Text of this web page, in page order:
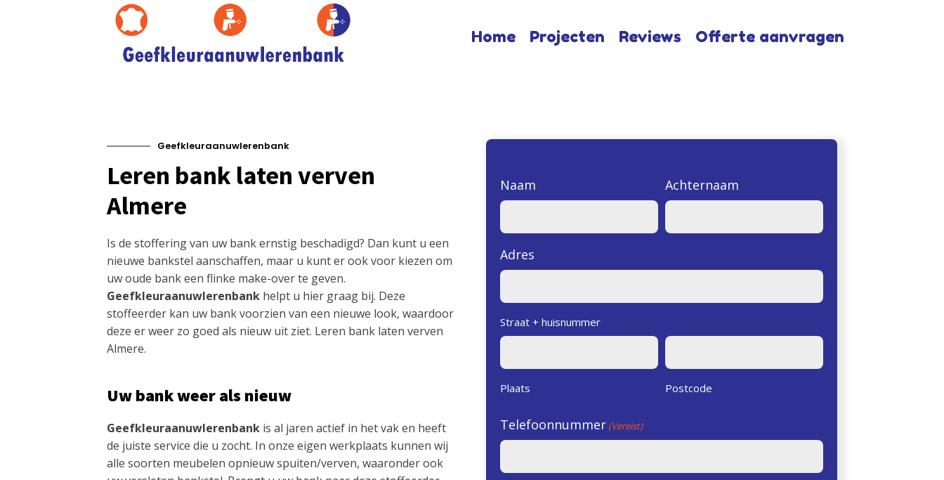
Home Projecten Reviews Offerte aanvragen
Geefkleuraanuwlerenbank
Leren bank laten verven
Almere
Is de stoffering van uw bank ernstig beschadigd? Dan kunt u een
nieuwe bankstel aanschaffen, maar u kunt er ook voor kiezen om
uw oude bank een flinke make-over te geven.
Geefkleuraanuwlerenbank helpt u hier graag bij. Deze
stoffeerder kan uw bank voorzien van een nieuwe look, waardoor
deze er weer zo goed als nieuw uit ziet. Leren bank laten verven
Almere.
Uw bank weer als nieuw
Geefkleuraanuwlerenbank is al jaren actief in het vak en heeft
de juiste service die u zocht. In onze eigen werkplaats kunnen wij
alle soorten meubelen opnieuw spuiten/verven, waaronder ook
Naam Achternaam
Adres
Straat + huisnummer
Plaats Postcode
Telefoonnummer (Vereist)